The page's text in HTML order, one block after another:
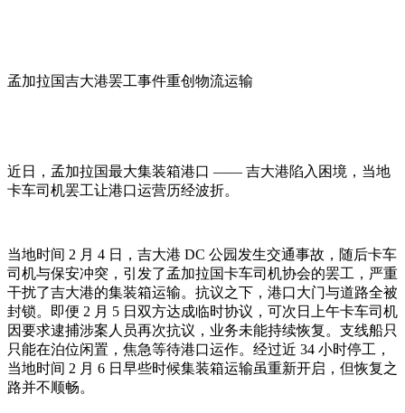
孟加拉国吉大港罢工事件重创物流运输
近日，孟加拉国最大集装箱港口 —— 吉大港陷入困境，当地
卡车司机罢工让港口运营历经波折。
当地时间 2 月 4 日，吉大港 DC 公园发生交通事故，随后卡车
司机与保安冲突，引发了孟加拉国卡车司机协会的罢工，严重
干扰了吉大港的集装箱运输。抗议之下，港口大门与道路全被
封锁。即便 2 月 5 日双方达成临时协议，可次日上午卡车司机
因要求逮捕涉案人员再次抗议，业务未能持续恢复。支线船只
只能在泊位闲置，焦急等待港口运作。经过近 34 小时停工，
当地时间 2 月 6 日早些时候集装箱运输虽重新开启，但恢复之
路并不顺畅。